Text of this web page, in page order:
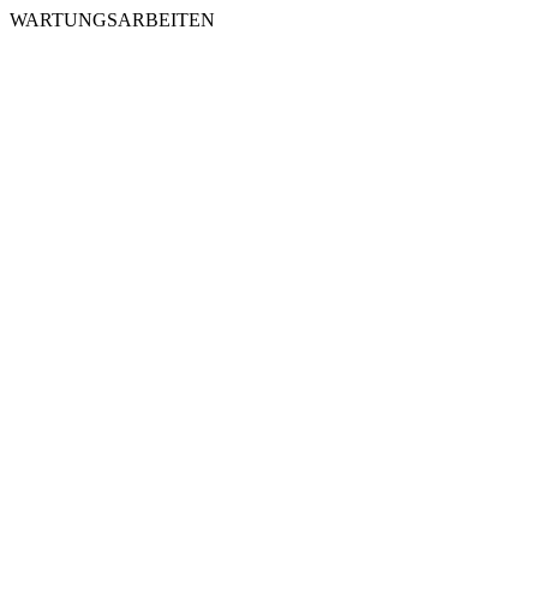
WARTUNGSARBEITEN